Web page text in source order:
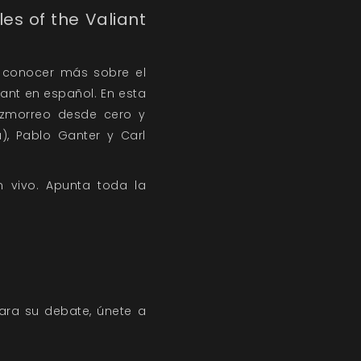
of the Valiant
más sobre el
en español. En esta
desde cero y
Pablo Ganter y Carl
vivo. Apunta toda la
su debate, únete a